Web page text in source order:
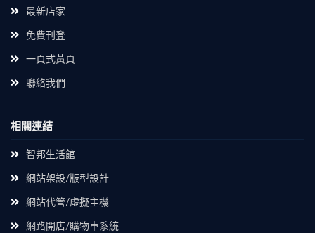
最新店家
免費刊登
一頁式黃頁
聯絡我們
相關連結
智邦生活館
網站架設/版型設計
網站代管/虛擬主機
網路開店/購物車系統